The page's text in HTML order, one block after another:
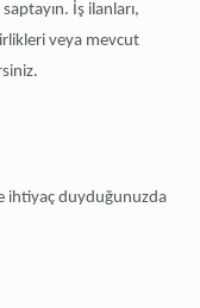
İş ilanları,
veya mevcut
ihtiyaç duyduğunuzda